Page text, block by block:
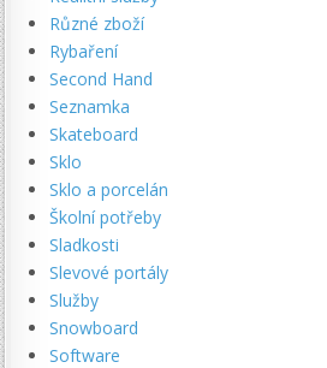
Různé zboží
Rybaření
Second Hand
Seznamka
Skateboard
Sklo
Sklo a porcelán
Školní potřeby
Sladkosti
Slevové portály
Služby
Snowboard
Software